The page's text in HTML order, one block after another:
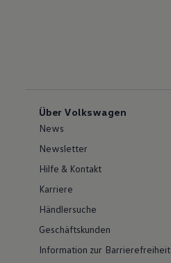
Über Volkswagen
News
Newsletter
Hilfe & Kontakt
Karriere
Händlersuche
Geschäftskunden
Information zur Barrierefreiheit